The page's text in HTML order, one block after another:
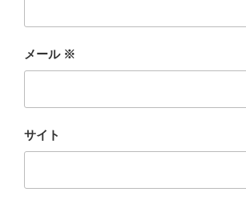
メール ※
サイト